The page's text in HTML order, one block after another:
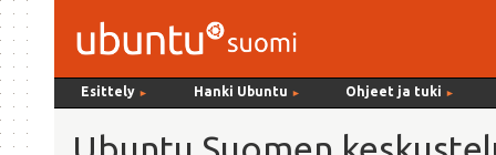
Esittely ► Hanki Ubuntu ► Ohjeet ja tuki ►